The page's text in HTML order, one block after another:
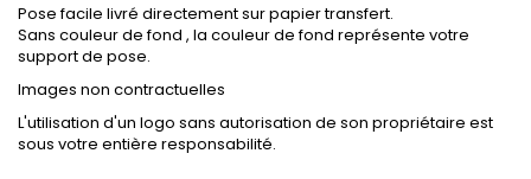
Pose facile livré directement sur papier transfert.
Sans couleur de fond , la couleur de fond représente votre
support de pose.
Images non contractuelles
L'utilisation d'un logo sans autorisation de son propriétaire est
sous votre entière responsabilité.